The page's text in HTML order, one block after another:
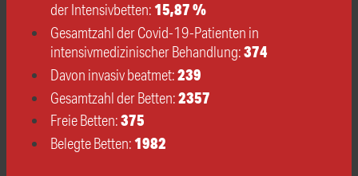
der Intensivbetten:15,87 %
Gesamtzahl der Covid-19-Patienten in
intensivmedizinischer Behandlung:374
Davon invasiv beatmet:239
Gesamtzahl der Betten:2357
Freie Betten:375
Belegte Betten:1982